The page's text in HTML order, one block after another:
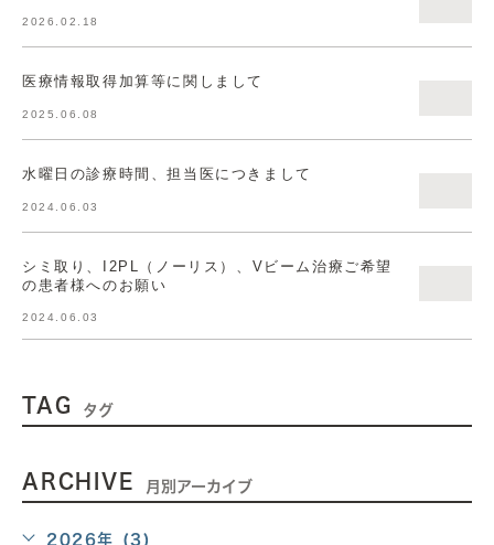
2026.02.18
医療情報取得加算等に関しまして
2025.06.08
水曜日の診療時間、担当医につきまして
2024.06.03
シミ取り、I2PL（ノーリス）、Vビーム治療ご希望
の患者様へのお願い
2024.06.03
TAG タグ
ARCHIVE 月別アーカイブ
2026年 (3)